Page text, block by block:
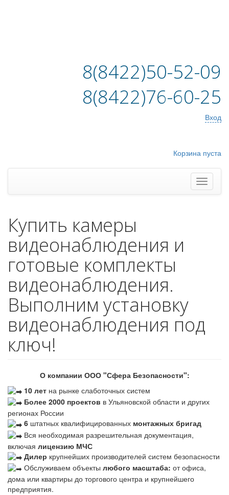
8(8422)50-52-09
8(8422)76-60-25
Вход
Корзина пуста
Купить камеры
видеонаблюдения и
готовые комплекты
видеонаблюдения.
Выполним установку
видеонаблюдения под
ключ!
О компании ООО "Сфера Безопасности":
10 лет на рынке слаботочных систем
Более 2000 проектов в Ульяновской области и других
регионах России
6 штатных квалифицированных монтажных бригад
Вся необходимая разрешительная документация,
включая лицензию МЧС
Дилер крупнейших производителей систем безопасности
Обслуживаем объекты любого масштаба: от офиса,
дома или квартиры до торгового центра и крупнейшего
предприятия.